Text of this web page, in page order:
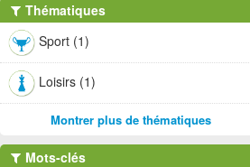
Thématiques
Sport (1)
Loisirs (1)
Montrer plus de thématiques
Mots-clés